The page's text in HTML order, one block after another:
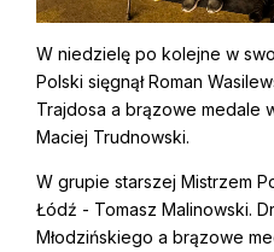
W niedzielę po kolejne w
Polski sięgnął Roman
Trajdosa a brązowe medale
Maciej Trudnowski.
W grupie starszej Mistrzem
Łódź - Tomasz Malinowski.
Młodzińskiego a brązowe